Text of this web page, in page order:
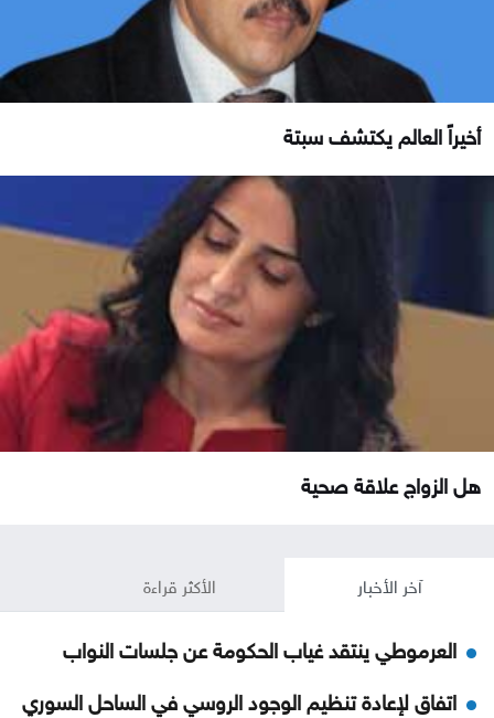
أخيراً العالم يكتشف سبتة
هل الزواج علاقة صحية
آخر الأخبار الأكثر قراءة
العرموطي ينتقد غياب الحكومة عن جلسات النواب
اتفاق لإعادة تنظيم الوجود الروسي في الساحل السوري